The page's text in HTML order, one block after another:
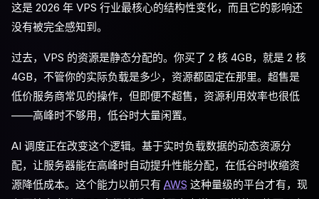
这是 2026 年 VPS 行业最核心的结构性变化，而且它的影响还
没有被完全感知到。
过去，VPS 的资源是静态分配的。你买了 2 核 4GB，就是 2 核
4GB，不管你的实际负载是多少，资源都固定在那里。超售是
低价服务商常见的操作，但即便不超售，资源利用效率也很低
——高峰时不够用，低谷时大量闲置。
AI 调度正在改变这个逻辑。基于实时负载数据的动态资源分
配，让服务器能在高峰时自动提升性能分配，在低谷时收缩资
源降低成本。这个能力以前只有 AWS 这种量级的平台才有，现